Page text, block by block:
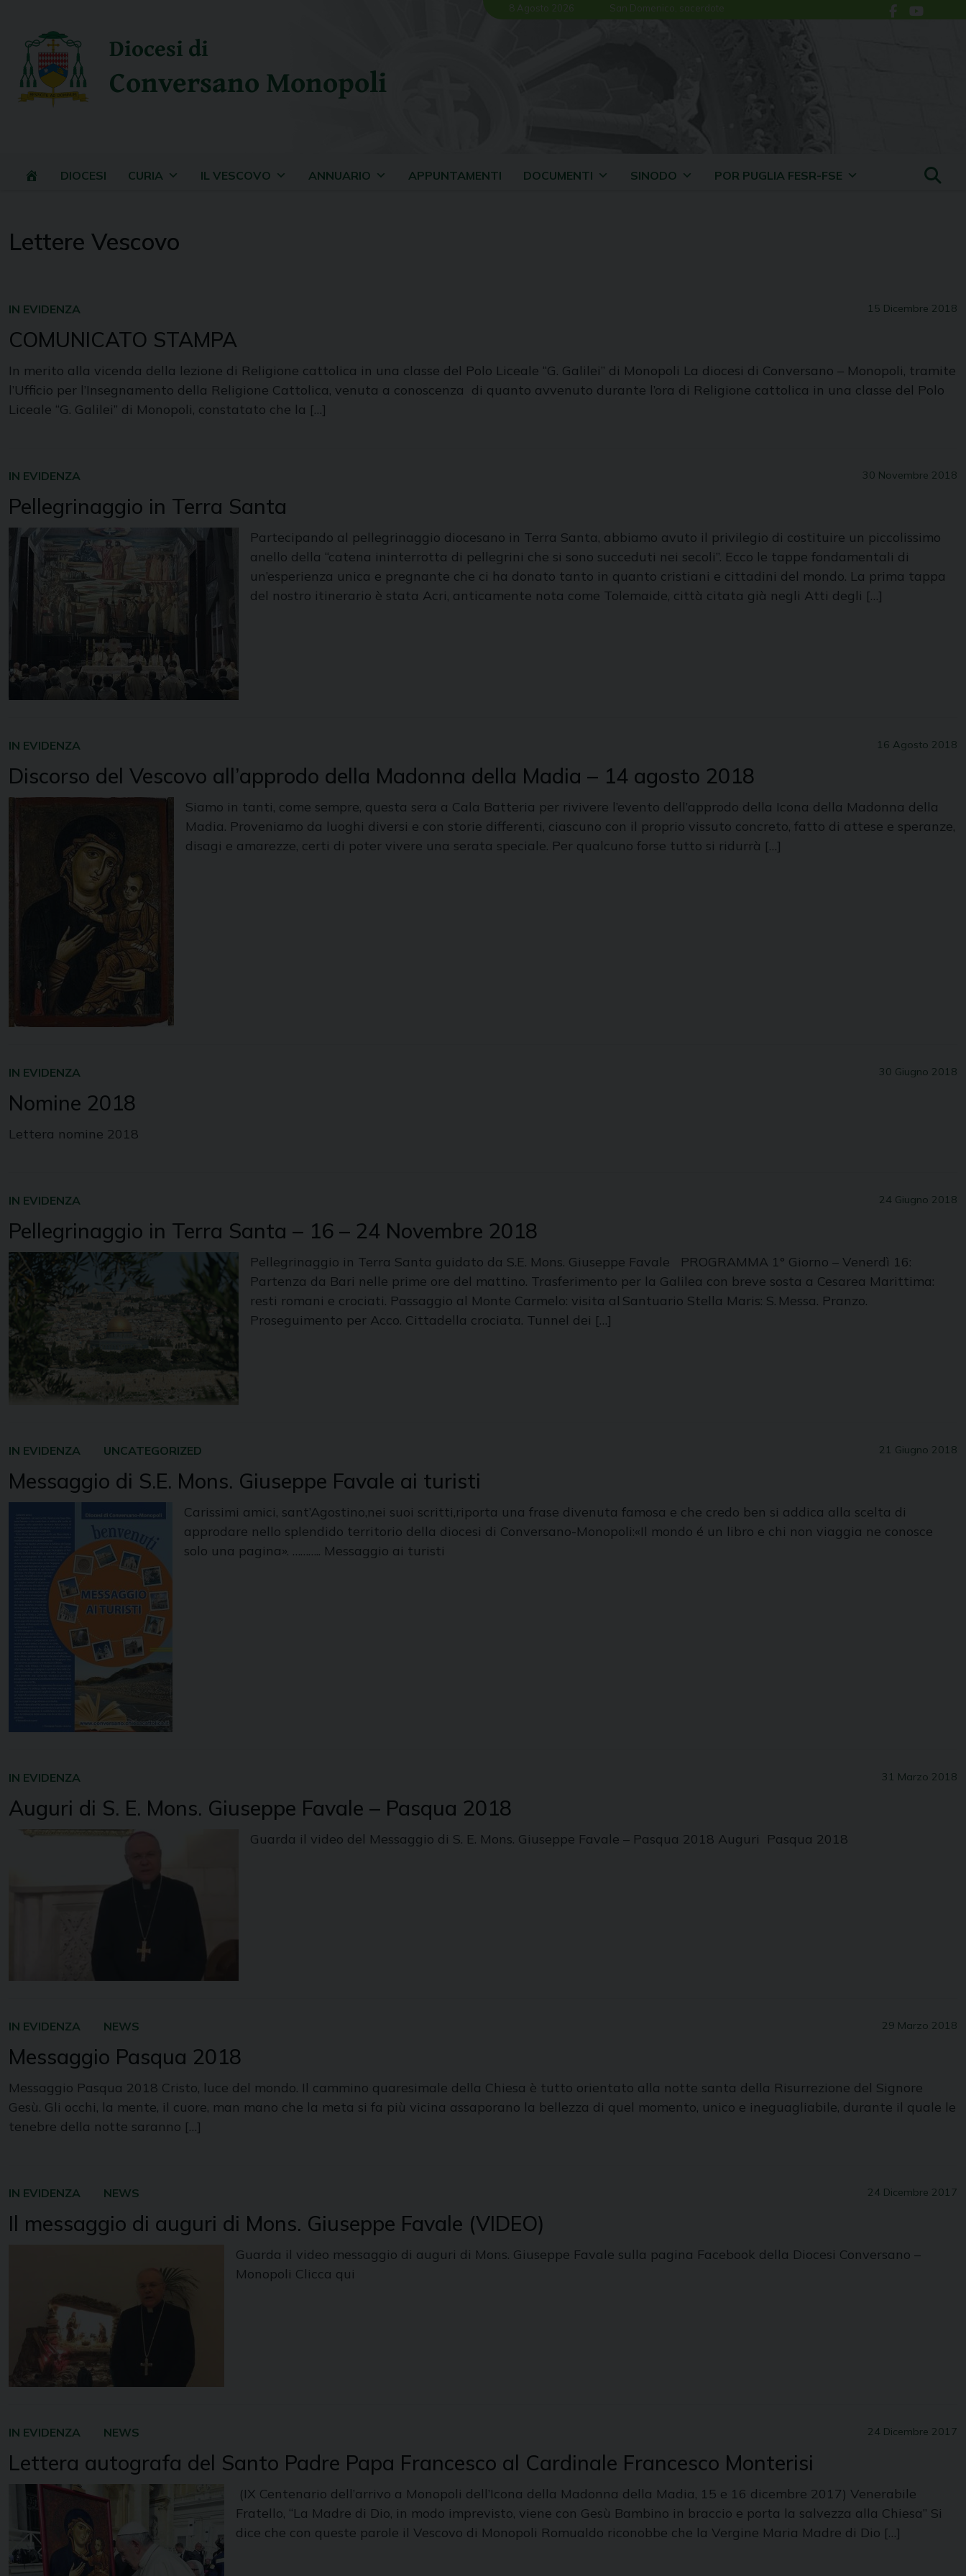
content
8 Agosto 2026 San Domenico, sacerdote
Diocesi di
Conversano Monopoli
DIOCESI CURIA IL VESCOVO ANNUARIO APPUNTAMENTI DOCUMENTI SINODO POR PUGLIA FESR-FSE
Lettere Vescovo
15 Dicembre 2018
IN EVIDENZA
COMUNICATO STAMPA
In merito alla vicenda della lezione di Religione cattolica in una classe del Polo Liceale “G. Galilei” di Monopoli La diocesi di Conversano – Monopoli, tramite
l’Ufficio per l’Insegnamento della Religione Cattolica, venuta a conoscenza di quanto avvenuto durante l’ora di Religione cattolica in una classe del Polo
Liceale “G. Galilei” di Monopoli, constatato che la […]
30 Novembre 2018
IN EVIDENZA
Pellegrinaggio in Terra Santa
Partecipando al pellegrinaggio diocesano in Terra Santa, abbiamo avuto il privilegio di costituire un piccolissimo
anello della “catena ininterrotta di pellegrini che si sono succeduti nei secoli”. Ecco le tappe fondamentali di
un’esperienza unica e pregnante che ci ha donato tanto in quanto cristiani e cittadini del mondo. La prima tappa
del nostro itinerario è stata Acri, anticamente nota come Tolemaide, città citata già negli Atti degli […]
16 Agosto 2018
IN EVIDENZA
Discorso del Vescovo all’approdo della Madonna della Madia – 14 agosto 2018
Siamo in tanti, come sempre, questa sera a Cala Batteria per rivivere l’evento dell’approdo della Icona della Madonna della
Madia. Proveniamo da luoghi diversi e con storie differenti, ciascuno con il proprio vissuto concreto, fatto di attese e speranze,
disagi e amarezze, certi di poter vivere una serata speciale. Per qualcuno forse tutto si ridurrà […]
30 Giugno 2018
IN EVIDENZA
Nomine 2018
Lettera nomine 2018
24 Giugno 2018
IN EVIDENZA
Pellegrinaggio in Terra Santa – 16 – 24 Novembre 2018
Pellegrinaggio in Terra Santa guidato da S.E. Mons. Giuseppe Favale PROGRAMMA 1° Giorno – Venerdì 16:
Partenza da Bari nelle prime ore del mattino. Trasferimento per la Galilea con breve sosta a Cesarea Marittima:
resti romani e crociati. Passaggio al Monte Carmelo: visita al Santuario Stella Maris: S. Messa. Pranzo.
Proseguimento per Acco. Cittadella crociata. Tunnel dei […]
21 Giugno 2018
IN EVIDENZA UNCATEGORIZED
Messaggio di S.E. Mons. Giuseppe Favale ai turisti
Carissimi amici, sant’Agostino,nei suoi scritti,riporta una frase divenuta famosa e che credo ben si addica alla scelta di
approdare nello splendido territorio della diocesi di Conversano-Monopoli:«Il mondo é un libro e chi non viaggia ne conosce
solo una pagina». ……….. Messaggio ai turisti
31 Marzo 2018
IN EVIDENZA
Auguri di S. E. Mons. Giuseppe Favale – Pasqua 2018
Guarda il video del Messaggio di S. E. Mons. Giuseppe Favale – Pasqua 2018 Auguri Pasqua 2018
29 Marzo 2018
IN EVIDENZA NEWS
Messaggio Pasqua 2018
Messaggio Pasqua 2018 Cristo, luce del mondo. Il cammino quaresimale della Chiesa è tutto orientato alla notte santa della Risurrezione del Signore
Gesù. Gli occhi, la mente, il cuore, man mano che la meta si fa più vicina assaporano la bellezza di quel momento, unico e ineguagliabile, durante il quale le
tenebre della notte saranno […]
24 Dicembre 2017
IN EVIDENZA NEWS
Il messaggio di auguri di Mons. Giuseppe Favale (VIDEO)
Guarda il video messaggio di auguri di Mons. Giuseppe Favale sulla pagina Facebook della Diocesi Conversano –
Monopoli Clicca qui
24 Dicembre 2017
IN EVIDENZA NEWS
Lettera autografa del Santo Padre Papa Francesco al Cardinale Francesco Monterisi
(IX Centenario dell’arrivo a Monopoli dell’Icona della Madonna della Madia, 15 e 16 dicembre 2017) Venerabile
Fratello, “La Madre di Dio, in modo imprevisto, viene con Gesù Bambino in braccio e porta la salvezza alla Chiesa” Si
dice che con queste parole il Vescovo di Monopoli Romualdo riconobbe che la Vergine Maria Madre di Dio […]